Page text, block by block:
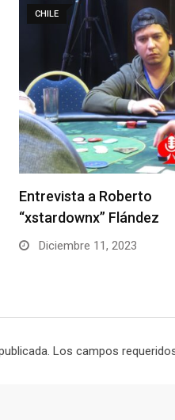
CHILE
Mac Hilare, campeón
en vivo de…
Diciembre 4, 2023
Los campos